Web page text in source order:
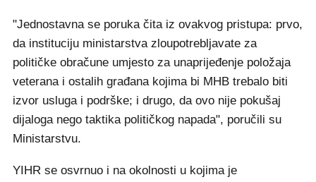
"Jednostavna se poruka čita iz ovakvog pristupa: prvo,
da instituciju ministarstva zloupotrebljavate za
političke obračune umjesto za unaprijeđenje položaja
veterana i ostalih građana kojima bi MHB trebalo biti
izvor usluga i podrške; i drugo, da ovo nije pokušaj
dijaloga nego taktika političkog napada", poručili su
Ministarstvu.
YIHR se osvrnuo i na okolnosti u kojima je